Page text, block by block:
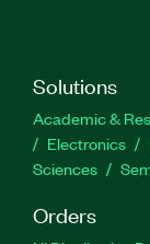
Solutions
Academic &
Electronics
Sciences
Orders